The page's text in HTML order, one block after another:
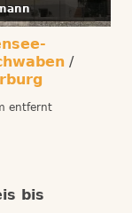
/
entfernt
bis